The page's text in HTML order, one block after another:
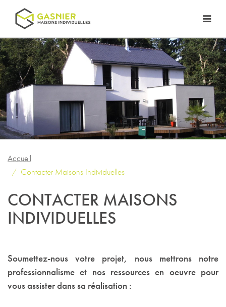
Accueil
Contacter Maisons Individuelles
CONTACTER MAISONS
INDIVIDUELLES
Soumettez-nous votre projet, nous mettrons notre
professionnalisme et nos ressources en oeuvre pour
vous assister dans sa réalisation :